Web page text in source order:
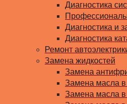
Диагностика
Диагностика и
Диагностика
Ремонт
Замена жидкостей
Замена
Замена масла
Замена масла в